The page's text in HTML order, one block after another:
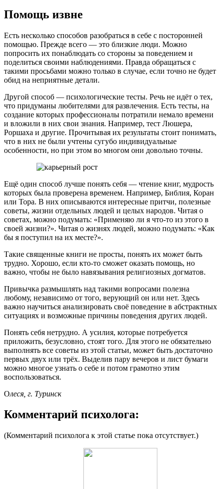
Помощь извне
Есть несколько способов разобраться в себе с посторонней
помощью. Прежде всего — это близкие люди. Можно
попросить их понаблюдать со стороны за поведением и
поделиться своими наблюдениями. Правда обращаться с
такими просьбами можно только в случае, если точно не будет
обид на неприятные детали.
Другой способ — психологические тесты. Речь не идёт о тех,
что придуманы любителями для развлечения. Есть тесты, на
создание которых профессионалы потратили немало времени
и вложили в них свои знания. Например, тест Люшера,
Роршаха и другие. Прочитывая их результаты стоит понимать,
что в них не были учтены сугубо индивидуальные
особенности, но при этом во многом они довольно точны.
Ещё один способ лучше понять себя — чтение книг, мудрость
которых была проверена временем. Например, Библия, Коран
или Тора. В них описываются интересные притчи, полезные
советы, жизни отдельных людей и целых народов. Читая о
советах, можно подумать: «Применяю ли я что-то из этого в
своей жизни?». Читая о жизнях людей, можно подумать: «Как
бы я поступил на их месте?».
Такие священные книги не просты, понять их может быть
трудно. Хорошо, если кто-то сможет оказать помощь, но
важно, чтобы не было навязывания религиозных догматов.
Привычка размышлять над такими вопросами полезна
любому, независимо от того, верующий он или нет. Здесь
важно научиться анализировать своё поведение в абстрактных
ситуациях и возможные причины поведения других людей.
Понять себя нетрудно. А усилия, которые потребуется
приложить, безусловно, стоят того. Для этого не обязательно
выполнять все советы из этой статьи, может быть достаточно
первых двух или трёх. Выделив пару вечеров и лист бумаги
можно многое узнать о себе и потом грамотно этим
воспользоваться.
Олеся, г. Туринск
Комментарий психолога:
(Комментарий психолога к этой статье пока отсутствует.)